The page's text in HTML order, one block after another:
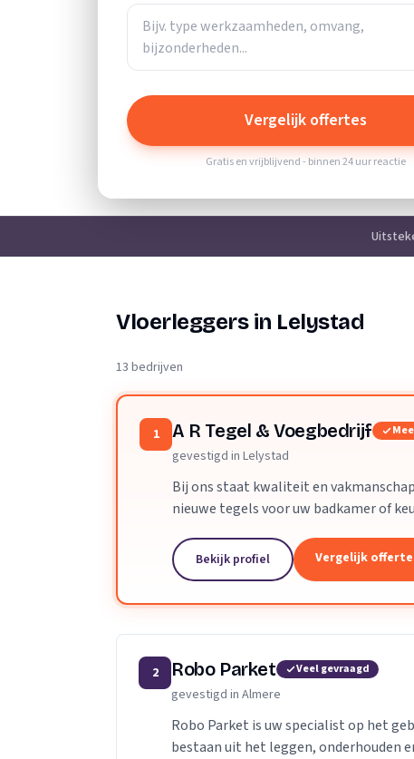
Vergelijk offertes
Gratis en vrijblijvend - binnen 24 uur reactie
Vloerleggers in Lelystad
13 bedrijven
1 A R Tegel & Voegbedrijf
gevestigd in Lelystad
Bij ons staat kwaliteit en
nieuwe tegels voor uw badkamer of
Bekijk profiel Vergelijk
2 Robo Parket Veel gevraagd
gevestigd in Almere
Robo Parket is uw specialist op het
bestaan uit het leggen, onderhouden